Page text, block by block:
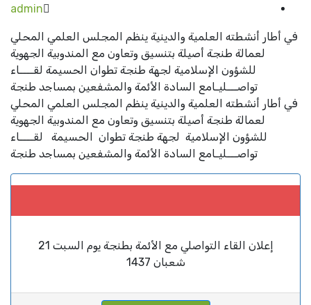
admin
أطار أنشطته العلمية والدينية ينظم المجلس العلمي المحلي
لعمالة طنجة أصيلة بتنسيق وتعاون مع المندوبية الجهوية
للشؤون الإسلامية لجهة طنجة تطوان الحسيمة لقــــاء
تواصـــليـامع السادة الأئمة والمشفعين بمساجد طنجة
أطار أنشطته العلمية والدينية ينظم المجلس العلمي المحلي
لعمالة طنجة أصيلة بتنسيق وتعاون مع المندوبية الجهوية
للشؤون الإسلامية لجهة طنجة تطوان الحسيمة لقــــاء
تواصـــليـامع السادة الأئمة والمشفعين بمساجد طنجة
إعلان القاء التواصلي مع الأئمة بطنجة يوم السبت 21
شعبان 1437